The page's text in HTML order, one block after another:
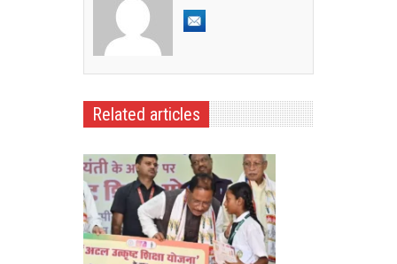
Related articles